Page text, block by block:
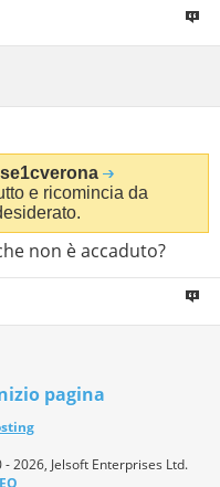
e ricomincia da
non è accaduto?
pagina
2026, Jelsoft Enterprises Ltd.